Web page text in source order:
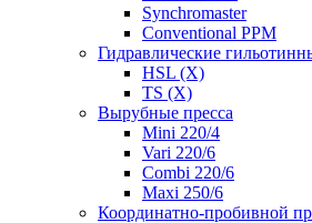
Synchromaster
Conventional PPM
Гидравлические
HSL (X)
TS (X)
Вырубные пресса
Mini 220/4
Vari 220/6
Combi 220/6
Maxi 250/6
Координатно-пробивной